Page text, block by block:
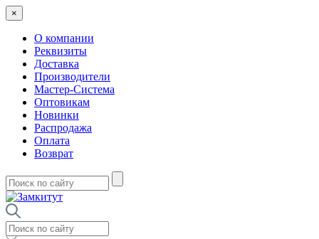
×
О компании
Реквизиты
Доставка
Производители
Мастер-Система
Оптовикам
Новинки
Распродажа
Оплата
Возврат